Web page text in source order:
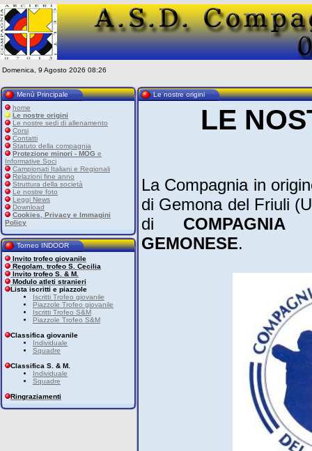
Domenica, 9 Agosto 2026 08:26
Menù Principale
home
Le nostre origini
Le nostre sedi di allenamento
Corsi
Contatti
Statuto della compagnia
Protezione minori - MOG e
Informative Soci
Campionati Italiani e Regionali
Relazioni fine anno
Struttura della società
Le nostre foto
Leggi News
Download
Cookies, Privacy e Immagini
Policy
Torneo INDOOR
Invito trofeo giovanile
Regolam. trofeo S. Cecilia
Invito trofeo S. & M.
Modulo atleti stranieri
Lista iscritti e piazzole
Iscritti Trofeo giovanile
Piazzole Trofeo giovanile
Iscritti Trofeo S&M
Piazzole Trofeo S&M
Classifica giovanile
Individuale
Squadre
Classifica S. & M.
Individuale
Squadre
Ringraziamenti
Le nostre origini
LE
La Compagnia in
di Gemona del Friuli
di
GEMONESE.